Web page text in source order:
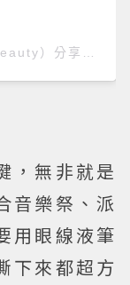
，無非就是
音樂祭、派
用眼線液筆
下來都超方